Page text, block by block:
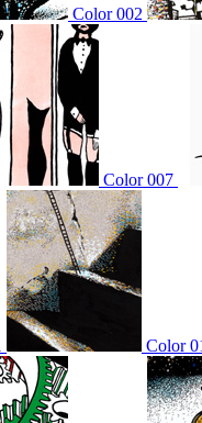
Color 002
Color 007
Color